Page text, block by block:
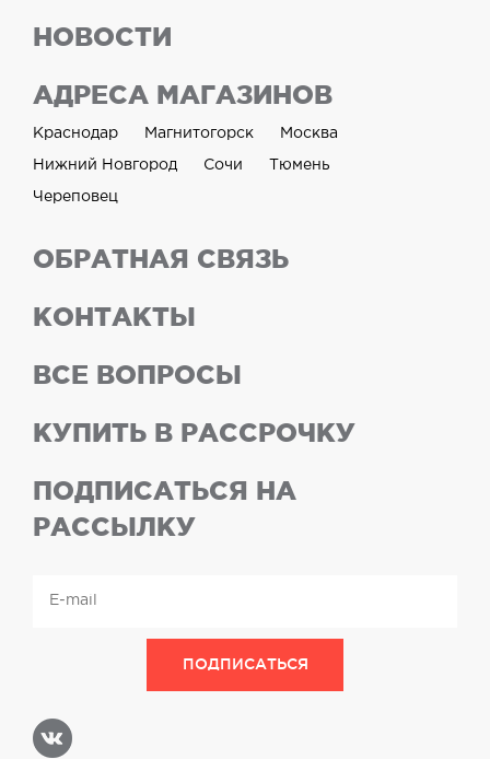
НОВОСТИ
АДРЕСА МАГАЗИНОВ
Краснодар Магнитогорск Москва
Нижний Новгород Сочи Тюмень
Череповец
ОБРАТНАЯ СВЯЗЬ
КОНТАКТЫ
ВСЕ ВОПРОСЫ
КУПИТЬ В РАССРОЧКУ
ПОДПИСАТЬСЯ НА
РАССЫЛКУ